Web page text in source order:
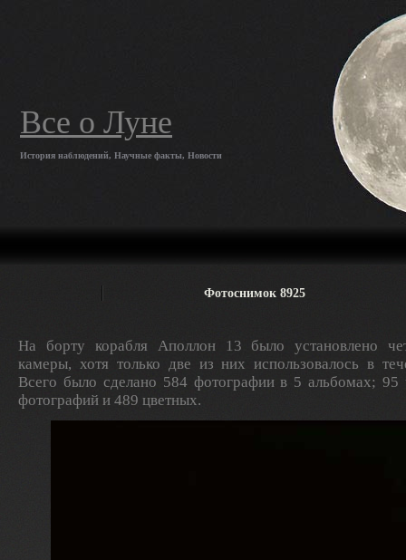
Все о Луне
История наблюдений, Научные факты, Новости
Фотоснимок 8925
На борту корабля Аполлон 13 было установлено
камеры, хотя только две из них использовалось в
Всего было сделано 584 фотографии в 5 альбомах; 95
фотографий и 489 цветных.